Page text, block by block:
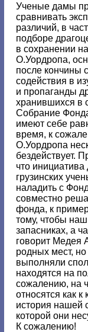
Ученые дамы
сравнивать
различий, в
подборе
в сохранении
О.Уордропа,
после кончины
содействия в
и пропаганды
хранившихся в
Собрание
имеют себе
время, к
О.Уордропа
бездействует.
что
грузинских
наладить с
совместно
фонда, к
тому, чтобы
запасниках, а
говорит Медея
родных мест,
выполняли
находятся на
сожалению, на
относятся как
история нашей
которой они
К сожалению!